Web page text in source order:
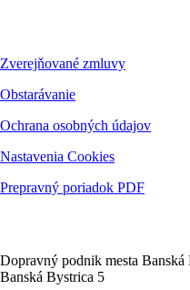
Zverejňované zmluvy
Obstarávanie
Ochrana osobných údajov
Nastavenia Cookies
Prepravný poriadok PDF
Dopravný podnik mesta
Banská Bystrica 5